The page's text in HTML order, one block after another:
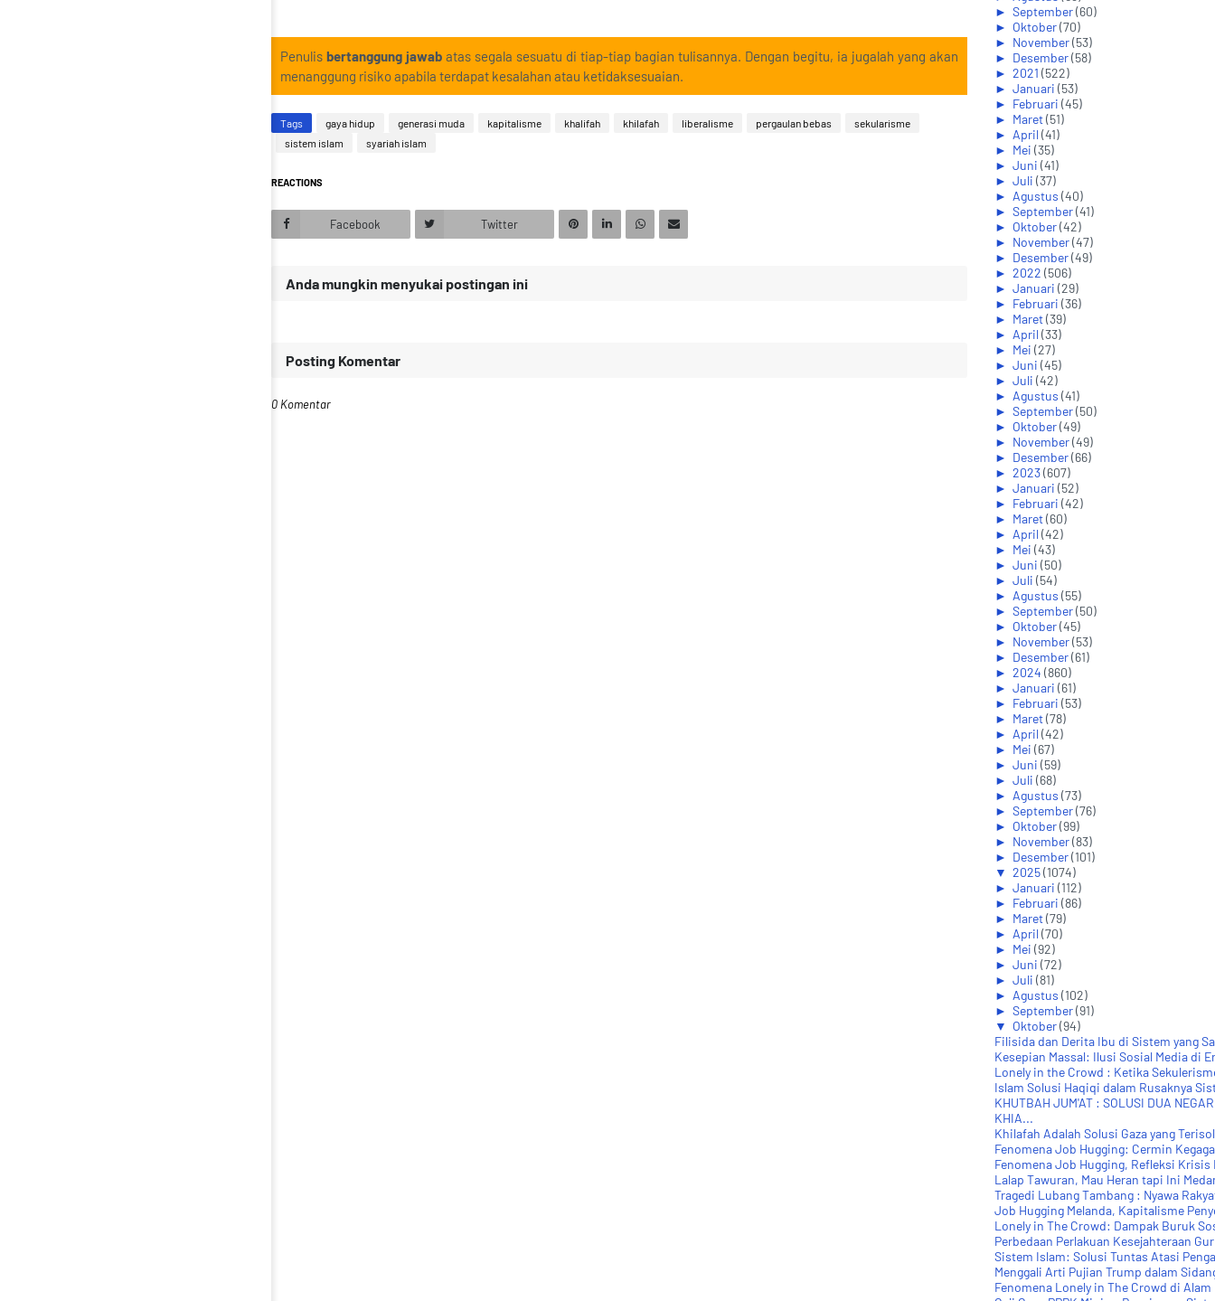
Penulis bertanggung jawab atas segala sesuatu di tiap-tiap bagian tulisannya. Dengan begitu, ia jugalah yang akan
menanggung risiko apabila terdapat kesalahan atau ketidaksesuaian.
Tags gaya hidup generasi muda kapitalisme khalifah khilafah liberalisme pergaulan bebas
sekularisme
sistem islam
syariah islam
REACTIONS
Facebook Twitter
Anda mungkin menyukai postingan ini
Posting Komentar
0 Komentar
► September(60)
► Oktober(70)
► November(53)
► Desember(58)
► 2021 (522)
► Januari (53)
► Februari (45)
► Maret(51)
► April(41)
► Mei (35)
► Juni (41)
► Juli (37)
► Agustus (40)
► September(41)
► Oktober(42)
► November(47)
► Desember(49)
► 2022 (506)
► Januari (29)
► Februari (36)
► Maret(39)
► April(33)
► Mei (27)
► Juni (45)
► Juli (42)
► Agustus (41)
► September(50)
► Oktober(49)
► November(49)
► Desember(66)
► 2023(607)
► Januari (52)
► Februari (42)
► Maret(60)
► April(42)
► Mei (43)
► Juni (50)
► Juli (54)
► Agustus (55)
► September(50)
► Oktober(45)
► November(53)
► Desember(61)
► 2024 (860)
► Januari (61)
► Februari (53)
► Maret(78)
► April(42)
► Mei (67)
► Juni (59)
► Juli (68)
► Agustus (73)
► September(76)
► Oktober(99)
► November(83)
► Desember(101)
▼ 2025(1074)
► Januari (112)
► Februari (86)
► Maret(79)
► April(70)
► Mei (92)
► Juni (72)
► Juli (81)
► Agustus (102)
► September(91)
▼ Oktober(94)
Filisida dan Derita Ibu di Sistem yang
Kesepian Massal: Ilusi Sosial Media di
Lonely in the Crowd : Ketika
Islam Solusi Haqiqi dalam Rusaknya
KHUTBAH JUM'AT : SOLUSI DUA
KHIA...
Khilafah Adalah Solusi Gaza yang
Fenomena Job Hugging: Cermin
Fenomena Job Hugging, Refleksi
Lalap Tawuran, Mau Heran tapi Ini
Tragedi Lubang Tambang : Nyawa
Job Hugging Melanda, Kapitalisme
Lonely in The Crowd: Dampak Buruk
Perbedaan Perlakuan Kesejahteraan
Sistem Islam: Solusi Tuntas Atasi
Menggali Arti Pujian Trump dalam
Fenomena Lonely in The Crowd di